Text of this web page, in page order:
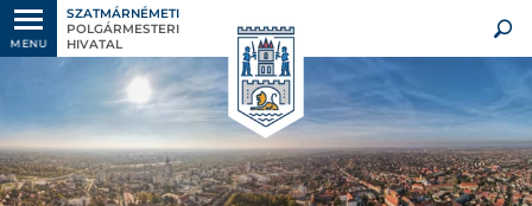
MENU
SZATMÁRNÉMETI
POLGÁRMESTERI
HIVATAL